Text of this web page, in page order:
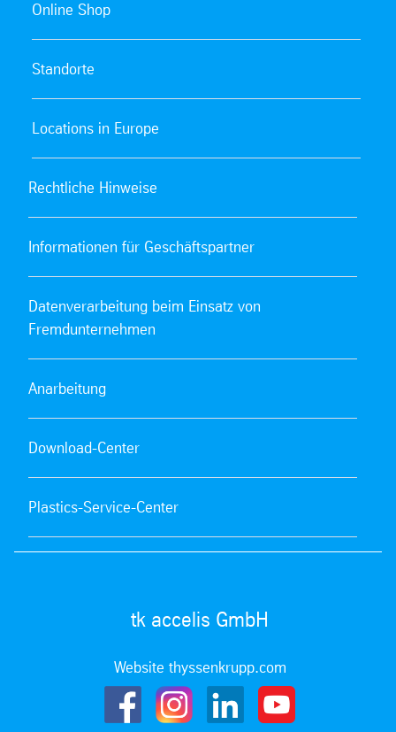
Online Shop
Standorte
Locations in Europe
Rechtliche Hinweise
Informationen für Geschäftspartner
Datenverarbeitung beim Einsatz von
Fremdunternehmen
Anarbeitung
Download-Center
Plastics-Service-Center
tk accelis GmbH
Website thyssenkrupp.com